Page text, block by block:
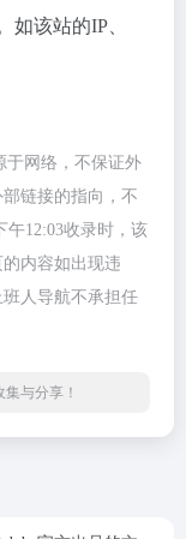
如该站的IP、
于网络，不保证外
链接的指向，不
午12:03收录时，该
内容如出现违
人导航不承担任
与分享！